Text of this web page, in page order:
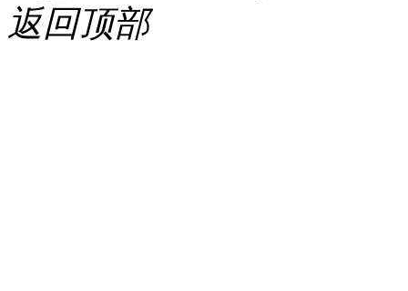
返回顶部